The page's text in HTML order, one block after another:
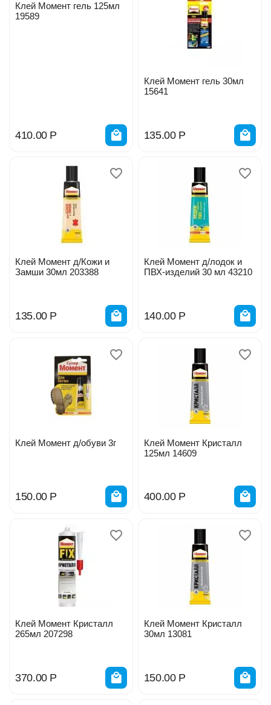
Клей Момент гель 125мл
19589
410.00 Р
Клей Момент гель 30мл
15641
135.00 Р
Клей Момент д/Кожи и
Замши 30мл 203388
135.00 Р
Клей Момент д/лодок и
ПВХ-изделий 30 мл 43210
140.00 Р
Клей Момент д/обуви 3г
150.00 Р
Клей Момент Кристалл
125мл 14609
400.00 Р
Клей Момент Кристалл
265мл 207298
370.00 Р
Клей Момент Кристалл
30мл 13081
150.00 Р